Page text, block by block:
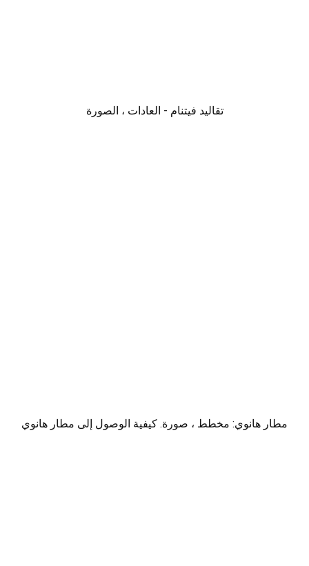
تقاليد فيتنام - العادات ، الصورة
مطار هانوي: مخطط ، صورة. كيفية الوصول إلى مطار هانوي